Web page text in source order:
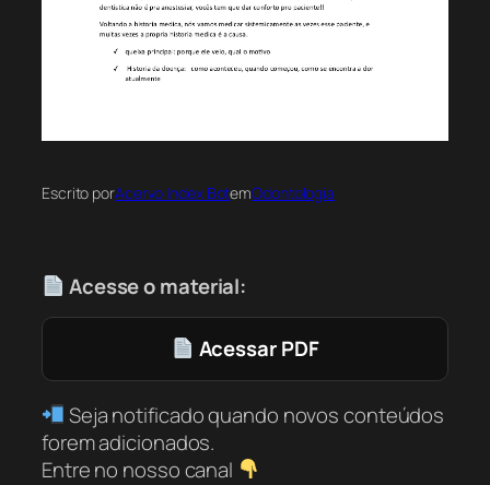
Escrito porAcervo Index BotemOdontologia
Acesse o material:
Acessar PDF
Seja notificado quando novos conteúdos
forem adicionados.
Entre no nosso canal